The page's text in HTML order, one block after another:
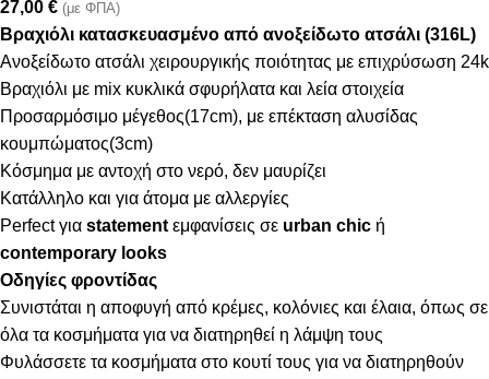
27,00 € (με ΦΠΑ)
Βραχιόλι κατασκευασμένο από ανοξείδωτο ατσάλι (316L)
Ανοξείδωτο ατσάλι χειρουργικής ποιότητας με επιχρύσωση 24k
Βραχιόλι με mix κυκλικά σφυρήλατα και λεία στοιχεία
Προσαρμόσιμο μέγεθος(17cm), με επέκταση αλυσίδας
κουμπώματος(3cm)
Κόσμημα με αντοχή στο νερό, δεν μαυρίζει
Κατάλληλο και για άτομα με αλλεργίες
Perfect για statementεμφανίσεις σε urban chic ή
contemporary looks
Οδηγίες φροντίδας
Συνιστάται η αποφυγή από κρέμες, κολόνιες και έλαια, όπως σε
όλα τα κοσμήματα για να διατηρηθεί η λάμψη τους
Φυλάσσετε τα κοσμήματα στο κουτί τους για να διατηρηθούν